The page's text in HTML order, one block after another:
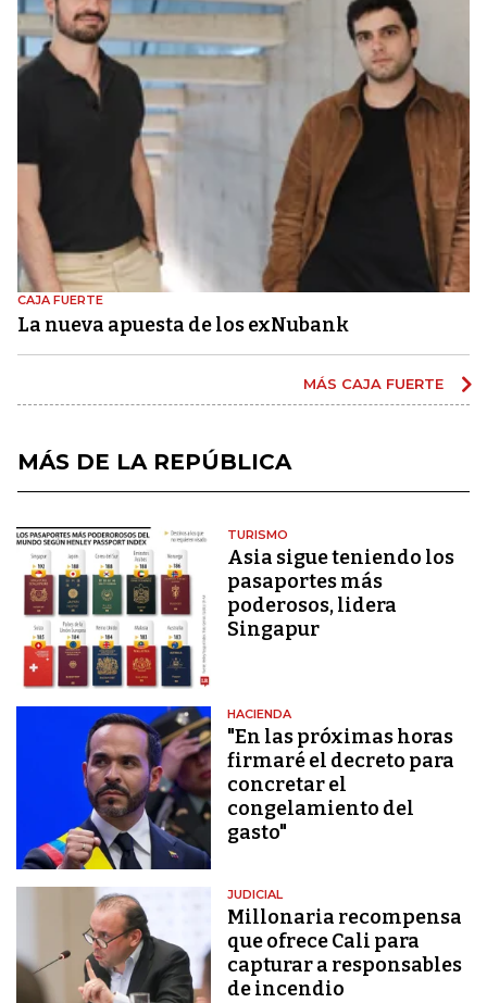
CAJA FUERTE
La nueva apuesta de los exNubank
MÁS CAJA FUERTE
MÁS DE LA REPÚBLICA
TURISMO
Asia sigue teniendo los
pasaportes más
poderosos, lidera
Singapur
HACIENDA
"En las próximas horas
firmaré el decreto para
concretar el
congelamiento del
gasto"
JUDICIAL
Millonaria recompensa
que ofrece Cali para
capturar a responsables
de incendio